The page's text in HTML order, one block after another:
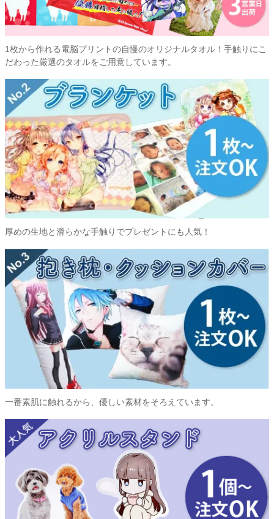
1枚から作れる電脳プリントの自慢のオリジナルタオル！手触りにこ
だわった厳選のタオルをご用意しています。
厚めの生地と滑らかな手触りでプレゼントにも人気！
一番素肌に触れるから、優しい素材をそろえています。